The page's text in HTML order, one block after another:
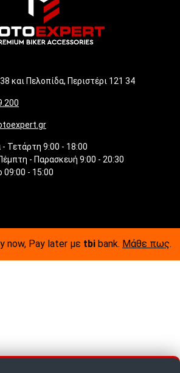
και Πελοπίδα, Περιστέρι 121 34
Τετάρτη 9:00 - 18:00
- Παρασκευή 9:00 - 20:30
09:00 - 15:00
now, Pay later με tbi bank. Μάθε πως.